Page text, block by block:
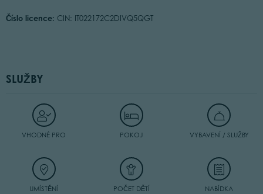
Číslo licence: CIN: IT022172C2DIVQ5QGT
SLUŽBY
VHODNÉ PRO POKOJ VYBAVENÍ / SLUŽBY
UMÍSTĚNÍ POČET DĚTÍ NABÍDKA